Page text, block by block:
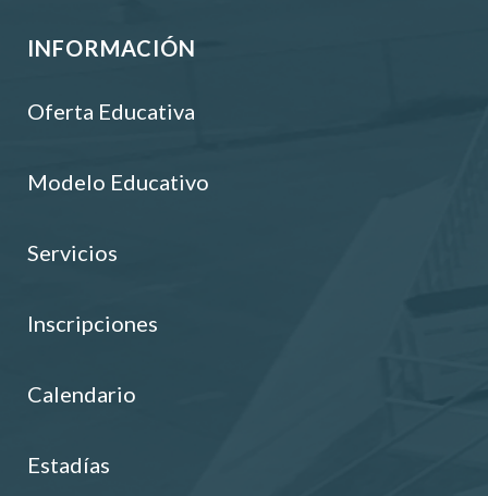
INFORMACIÓN
Oferta Educativa
Modelo Educativo
Servicios
Inscripciones
Calendario
Estadías